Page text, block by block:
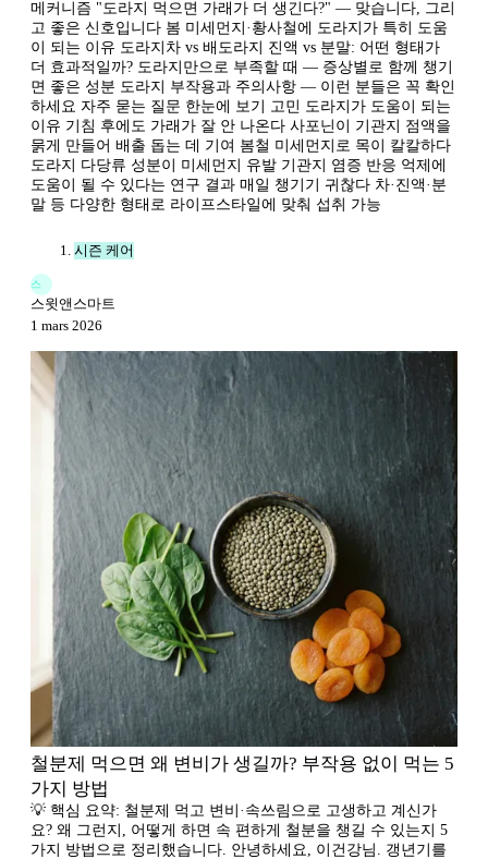
메커니즘 "도라지 먹으면 가래가 더 생긴다?" — 맞습니다, 그리
고 좋은 신호입니다 봄 미세먼지·황사철에 도라지가 특히 도움
이 되는 이유 도라지차 vs 배도라지 진액 vs 분말: 어떤 형태가
더 효과적일까? 도라지만으로 부족할 때 — 증상별로 함께 챙기
면 좋은 성분 도라지 부작용과 주의사항 — 이런 분들은 꼭 확인
하세요 자주 묻는 질문 한눈에 보기 고민 도라지가 도움이 되는
이유 기침 후에도 가래가 잘 안 나온다 사포닌이 기관지 점액을
묽게 만들어 배출 돕는 데 기여 봄철 미세먼지로 목이 칼칼하다
도라지 다당류 성분이 미세먼지 유발 기관지 염증 반응 억제에
도움이 될 수 있다는 연구 결과 매일 챙기기 귀찮다 차·진액·분
말 등 다양한 형태로 라이프스타일에 맞춰 섭취 가능
시즌 케어
스
스윗앤스마트
1 mars 2026
철분제 먹으면 왜 변비가 생길까? 부작용 없이 먹는 5
가지 방법
💡 핵심 요약: 철분제 먹고 변비·속쓰림으로 고생하고 계신가
요? 왜 그런지, 어떻게 하면 속 편하게 철분을 챙길 수 있는지 5
가지 방법으로 정리했습니다. 안녕하세요, 이건강님. 갱년기를